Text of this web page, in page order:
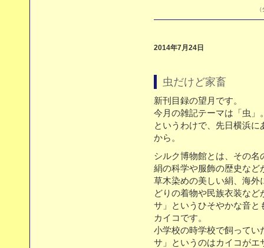
2014年7月24日
虫だけど家畜
新刊目録の望月です。
今月の雑記テーマは「虫」
というわけで、先日横浜
から。
シルク博物館とは、その
絹の科学や服飾の歴史など
草木染めの美しい絹、海外
どりの着物や民族衣装な
サ」というひそやかな音と
カイコです。
小学校の時学校で飼ってい
サ」というのはカイコがエ